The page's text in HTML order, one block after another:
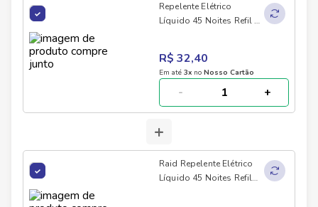
Repelente Elétrico
Líquido 45 Noites Refil 2
R$ 32,40
Em até 3x no Nosso Cartão
- +
+
Raid Repelente Elétrico
Líquido 45 Noites Refil